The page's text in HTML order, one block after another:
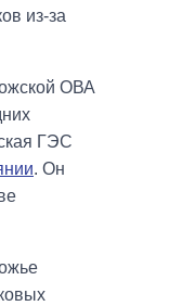
из-за
ОВА
ГЭС
. Он